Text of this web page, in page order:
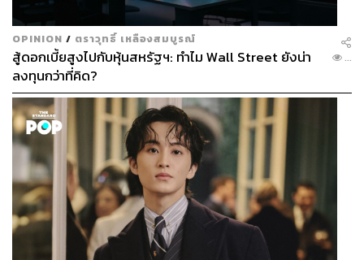
OPINION / ตราวุทธิ์ เหลืองสมบูรณ์
สู้ดอกเบี้ยสูงไปกับหุ้นสหรัฐฯ: ทำไม Wall Street ยังน่า
ลงทุนกว่าที่คิด?
...